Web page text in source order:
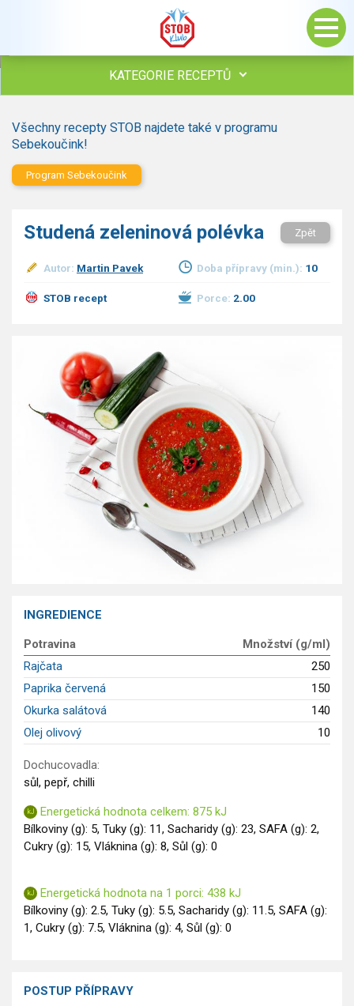
KATEGORIE RECEPTŮ
Polévky
Maso
Saláty
Sladké pokrmy
Nápoje
GLP-1 recepty
Všechny recepty STOB najdete také v programu
Sebekoučink!
Program Sebekoučink
Studená zeleninová polévka Zpět
Autor: Martin Pavek Doba přípravy (min.): 10
STOB recept Porce: 2.00
INGREDIENCE
Potravina
Množství (g/ml)
Rajčata
250
Paprika červená
150
Okurka salátová
140
Olej olivový
10
Dochucovadla:
sůl, pepř, chilli
Energetická hodnota celkem: 875 kJ
Bílkoviny (g): 5, Tuky (g): 11, Sacharidy (g): 23, SAFA (g): 2,
Cukry (g): 15, Vláknina (g): 8, Sůl (g): 0
Energetická hodnota na 1 porci: 438 kJ
Bílkoviny (g): 2.5, Tuky (g): 5.5, Sacharidy (g): 11.5, SAFA (g):
1, Cukry (g): 7.5, Vláknina (g): 4, Sůl (g): 0
POSTUP PŘÍPRAVY